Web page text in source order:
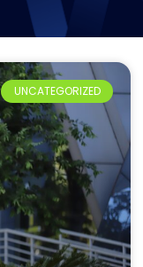
UNCATEGORIZED